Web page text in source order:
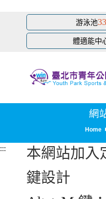
游泳池
體適能中
網
Home
:::
本網站加入
鍵設計